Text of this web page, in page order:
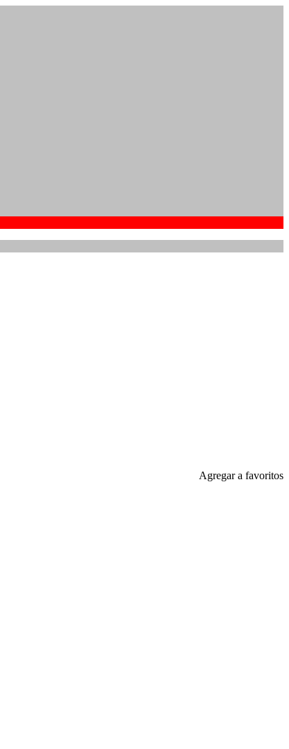
Agregar a favoritos